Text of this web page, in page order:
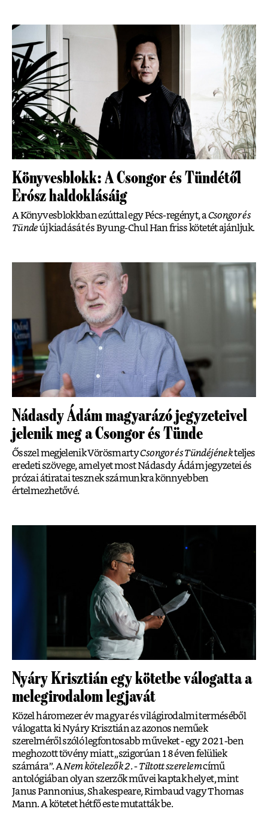
Könyvesblokk: A Csongor és Tündétől
Erósz haldoklásáig
A Könyvesblokkban ezúttal egy Pécs-regényt, aCsongor és
Tündeúj kiadását és Byung-Chul Han friss kötetét ajánljuk.
Nádasdy Ádám magyarázó jegyzeteivel
jelenik meg a Csongor és Tünde
Ősszel megjelenik VörösmartyCsongor és Tündéjénekteljes
eredeti szövege, amelyet most Nádasdy Ádám jegyzetei és
prózai átiratai tesznek számunkra könnyebben
értelmezhetővé.
Nyáry Krisztián egy kötetbe válogatta a
melegirodalom legjavát
Közel háromezer év magyar és világirodalmi terméséből
válogatta ki Nyáry Krisztián az azonos neműek
szerelméről szóló legfontosabb műveket - egy 2021-ben
meghozott tövény miatt „szigorúan 18 éven felüliek
számára”. ANem kötelezők 2. - Tiltott szerelemcímű
antológiában olyan szerzők művei kaptak helyet, mint
Janus Pannonius, Shakespeare, Rimbaud vagy Thomas
Mann. A kötetet hétfő este mutatták be.